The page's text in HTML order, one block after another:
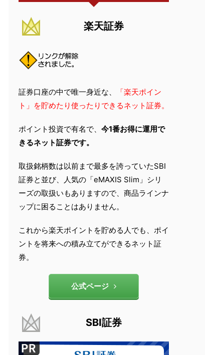
楽天証券
証券口座の中で唯一身近な、
「楽天ポイン
ト」を貯めたり使ったりできるネット証券。
ポイント投資で有名で、 今1番お得に運用で
きるネット証券です。
取扱銘柄数は以前まで最多を誇っていたSBI
証券と並び、人気の「eMAXIS Slim」シリ
ーズの取扱いもありますので、商品ラインナ
ップに困ることはありません。
これから楽天ポイントを貯める人でも、ポイ
ントを将来への積み立てができるネット証
券。
公式ページ
SBI証券